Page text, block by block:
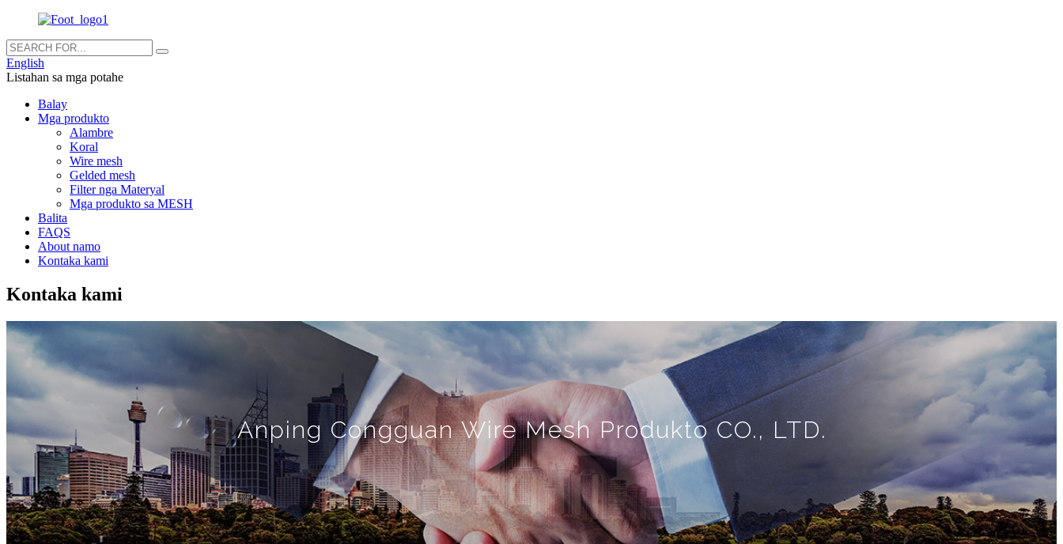
English
Listahan sa mga potahe
Balay
Mga produkto
Alambre
Koral
Wire mesh
Gelded mesh
Filter nga Materyal
Mga produkto sa MESH
Balita
FAQS
About namo
Kontaka kami
Kontaka kami
Anping Congguan Wire Mesh Produkto CO., LTD.